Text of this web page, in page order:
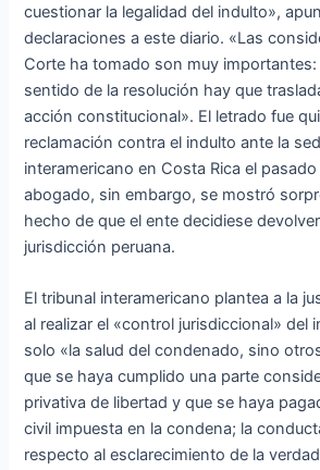
cuestionar la legalidad del indulto»,
declaraciones a este diario. «Las
Corte ha tomado son muy
sentido de la resolución hay que
acción constitucional». El letrado fue
reclamación contra el indulto ante la
interamericano en Costa Rica el
abogado, sin embargo, se mostró
hecho de que el ente decidiese
jurisdicción peruana.
El tribunal interamericano plantea a la
al realizar el «control jurisdiccional» del
solo «la salud del condenado, sino
que se haya cumplido una parte
privativa de libertad y que se haya
civil impuesta en la condena; la
respecto al esclarecimiento de la